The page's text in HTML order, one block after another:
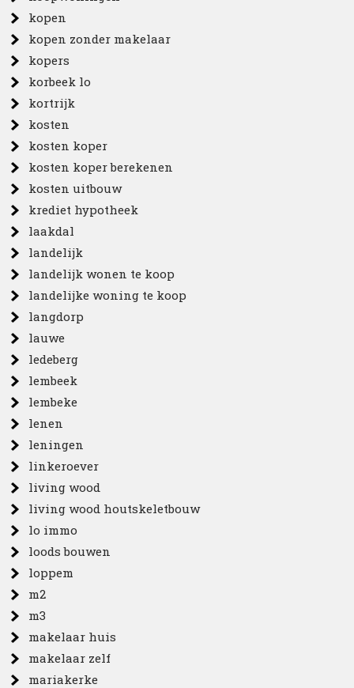
kopen
kopen zonder makelaar
kopers
korbeek lo
kortrijk
kosten
kosten koper
kosten koper berekenen
kosten uitbouw
krediet hypotheek
laakdal
landelijk
landelijk wonen te koop
landelijke woning te koop
langdorp
lauwe
ledeberg
lembeek
lembeke
lenen
leningen
linkeroever
living wood
living wood houtskeletbouw
lo immo
loods bouwen
loppem
m2
m3
makelaar huis
makelaar zelf
mariakerke